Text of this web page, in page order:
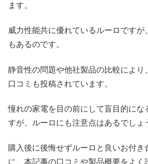
ます。
威力性能共に優れているルーロですが
もあるのです。
静音性の問題や他社製品の比較により
口コミも投稿されています。
憧れの家電を目の前にして盲目的にな
すが、ルーロにも注意点はあるでしょ
購入後に後悔せずルーロと良いお付き
に、本記事の口コミや製品概要をよく